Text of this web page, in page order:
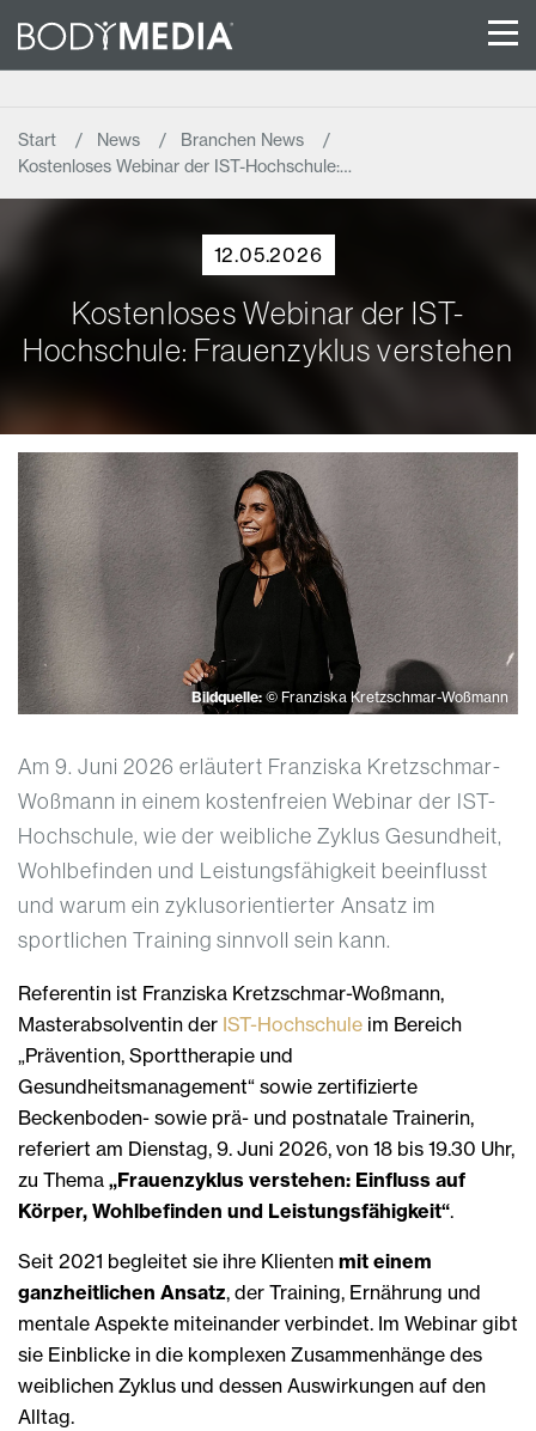
Start News
Branchen News
Kostenloses Webinar der IST-Hochschule:…
12.05.2026
Kostenloses Webinar der IST-
Hochschule: Frauenzyklus verstehen
Bildquelle: © Franziska Kretzschmar-Woßmann
Am 9. Juni 2026 erläutert Franziska Kretzschmar-
Woßmann in einem kostenfreien Webinar der IST-
Hochschule, wie der weibliche Zyklus Gesundheit,
Wohlbefinden und Leistungsfähigkeit beeinflusst
und warum ein zyklusorientierter Ansatz im
sportlichen Training sinnvoll sein kann.
Referentin ist Franziska Kretzschmar-Woßmann,
Masterabsolventin der IST-Hochschule im Bereich
„Prävention, Sporttherapie und
Gesundheitsmanagement“ sowie zertifizierte
Beckenboden- sowie prä- und postnatale Trainerin,
referiert am Dienstag, 9. Juni 2026, von 18 bis 19.30 Uhr,
zu Thema „Frauenzyklus verstehen: Einfluss auf
Körper, Wohlbefinden und Leistungsfähigkeit“.
Seit 2021 begleitet sie ihre Klienten mit einem
ganzheitlichen Ansatz, der Training, Ernährung und
mentale Aspekte miteinander verbindet. Im Webinar gibt
sie Einblicke in die komplexen Zusammenhänge des
weiblichen Zyklus und dessen Auswirkungen auf den
Alltag.